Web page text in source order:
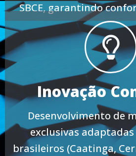
SBCE, garantindo
Inovação
Desenvolvimento de
exclusivas
brasileiros (Caatinga,